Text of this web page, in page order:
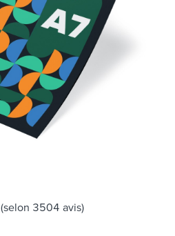
(selon 3504 avis)